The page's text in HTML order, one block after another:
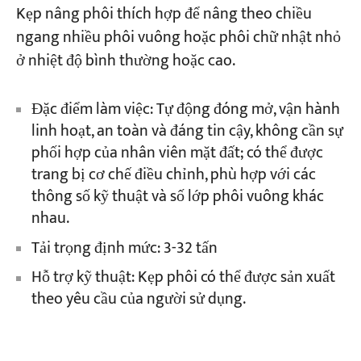
Kẹp nâng phôi thích hợp để nâng theo chiều
ngang nhiều phôi vuông hoặc phôi chữ nhật nhỏ
ở nhiệt độ bình thường hoặc cao.
Đặc điểm làm việc: Tự động đóng mở, vận hành
linh hoạt, an toàn và đáng tin cậy, không cần sự
phối hợp của nhân viên mặt đất; có thể được
trang bị cơ chế điều chỉnh, phù hợp với các
thông số kỹ thuật và số lớp phôi vuông khác
nhau.
Tải trọng định mức: 3-32 tấn
Hỗ trợ kỹ thuật: Kẹp phôi có thể được sản xuất
theo yêu cầu của người sử dụng.